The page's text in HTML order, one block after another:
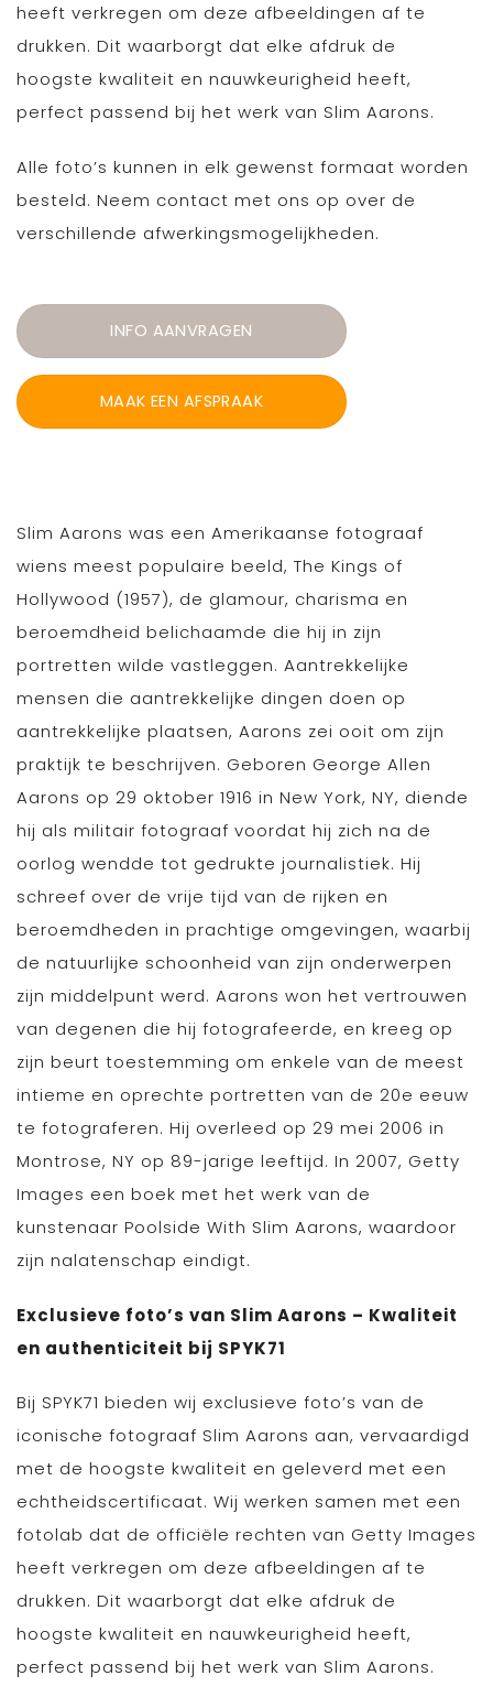
heeft verkregen om deze afbeeldingen af te
drukken. Dit waarborgt dat elke afdruk de
hoogste kwaliteit en nauwkeurigheid heeft,
perfect passend bij het werk van Slim Aarons.
Alle foto’s kunnen in elk gewenst formaat worden
besteld. Neem contact met ons op over de
verschillende afwerkingsmogelijkheden.
INFO AANVRAGEN
MAAK EEN AFSPRAAK
Slim Aarons was een Amerikaanse fotograaf
wiens meest populaire beeld, The Kings of
Hollywood (1957), de glamour, charisma en
beroemdheid belichaamde die hij in zijn
portretten wilde vastleggen. Aantrekkelijke
mensen die aantrekkelijke dingen doen op
aantrekkelijke plaatsen, Aarons zei ooit om zijn
praktijk te beschrijven. Geboren George Allen
Aarons op 29 oktober 1916 in New York, NY, diende
hij als militair fotograaf voordat hij zich na de
oorlog wendde tot gedrukte journalistiek. Hij
schreef over de vrije tijd van de rijken en
beroemdheden in prachtige omgevingen, waarbij
de natuurlijke schoonheid van zijn onderwerpen
zijn middelpunt werd. Aarons won het vertrouwen
van degenen die hij fotografeerde, en kreeg op
zijn beurt toestemming om enkele van de meest
intieme en oprechte portretten van de 20e eeuw
te fotograferen. Hij overleed op 29 mei 2006 in
Montrose, NY op 89-jarige leeftijd. In 2007, Getty
Images een boek met het werk van de
kunstenaar Poolside With Slim Aarons, waardoor
zijn nalatenschap eindigt.
Exclusieve foto’s van Slim Aarons – Kwaliteit
en authenticiteit bij SPYK71
Bij SPYK71 bieden wij exclusieve foto’s van de
iconische fotograaf Slim Aarons aan, vervaardigd
met de hoogste kwaliteit en geleverd met een
echtheidscertificaat. Wij werken samen met een
fotolab dat de officiële rechten van Getty Images
heeft verkregen om deze afbeeldingen af te
drukken. Dit waarborgt dat elke afdruk de
hoogste kwaliteit en nauwkeurigheid heeft,
perfect passend bij het werk van Slim Aarons.